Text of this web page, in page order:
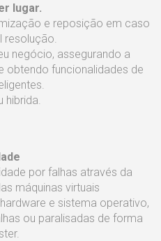
lugar.
e reposição em caso
resolução.
negócio, assegurando a
obtendo funcionalidades de
hibrida.
por falhas através da
máquinas virtuais
e sistema operativo,
ou paralisadas de forma